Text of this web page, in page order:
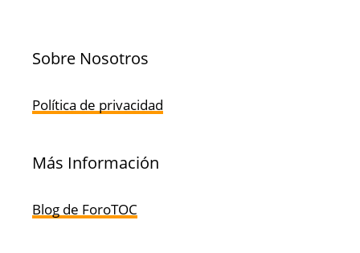
Sobre Nosotros
Política de privacidad
Más Información
Blog de ForoTOC